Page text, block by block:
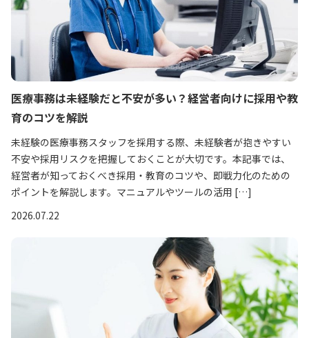
医療事務は未経験だと不安が多い？経営者向けに採用や教
育のコツを解説
未経験の医療事務スタッフを採用する際、未経験者が抱きやすい
不安や採用リスクを把握しておくことが大切です。本記事では、
経営者が知っておくべき採用・教育のコツや、即戦力化のための
ポイントを解説します。マニュアルやツールの活用 […]
2026.07.22